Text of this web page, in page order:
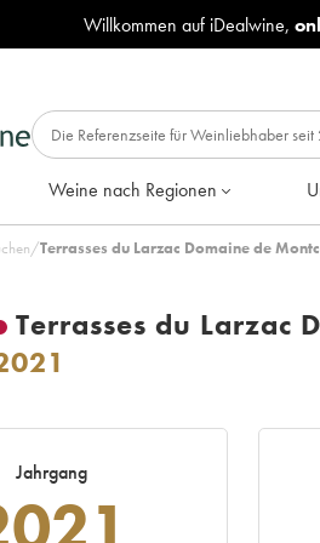
Willkommen auf iDealwine,
Weine nach Regionen
/Terrasses du Larzac Domaine de
Terrasses du Larzac
Jahrgang